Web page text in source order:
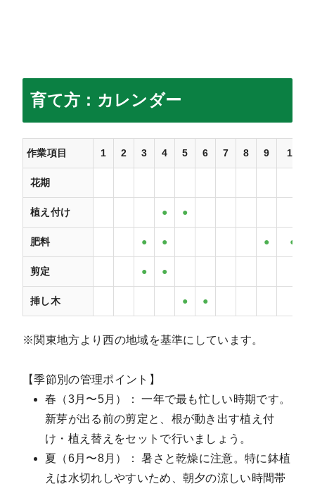
育て方：カレンダー
作業項目 1 2 3 4 5 6 7 8 9 10
花期
植え付け ● ●
肥料 ● ● ● ●
剪定 ● ●
挿し木 ● ●
※関東地方より西の地域を基準にしています。
【季節別の管理ポイント】
春（3月〜5月）： 一年で最も忙しい時期です。
新芽が出る前の剪定と、根が動き出す植え付
け・植え替えをセットで行いましょう。
夏（6月〜8月）： 暑さと乾燥に注意。特に鉢植
えは水切れしやすいため、朝夕の涼しい時間帯